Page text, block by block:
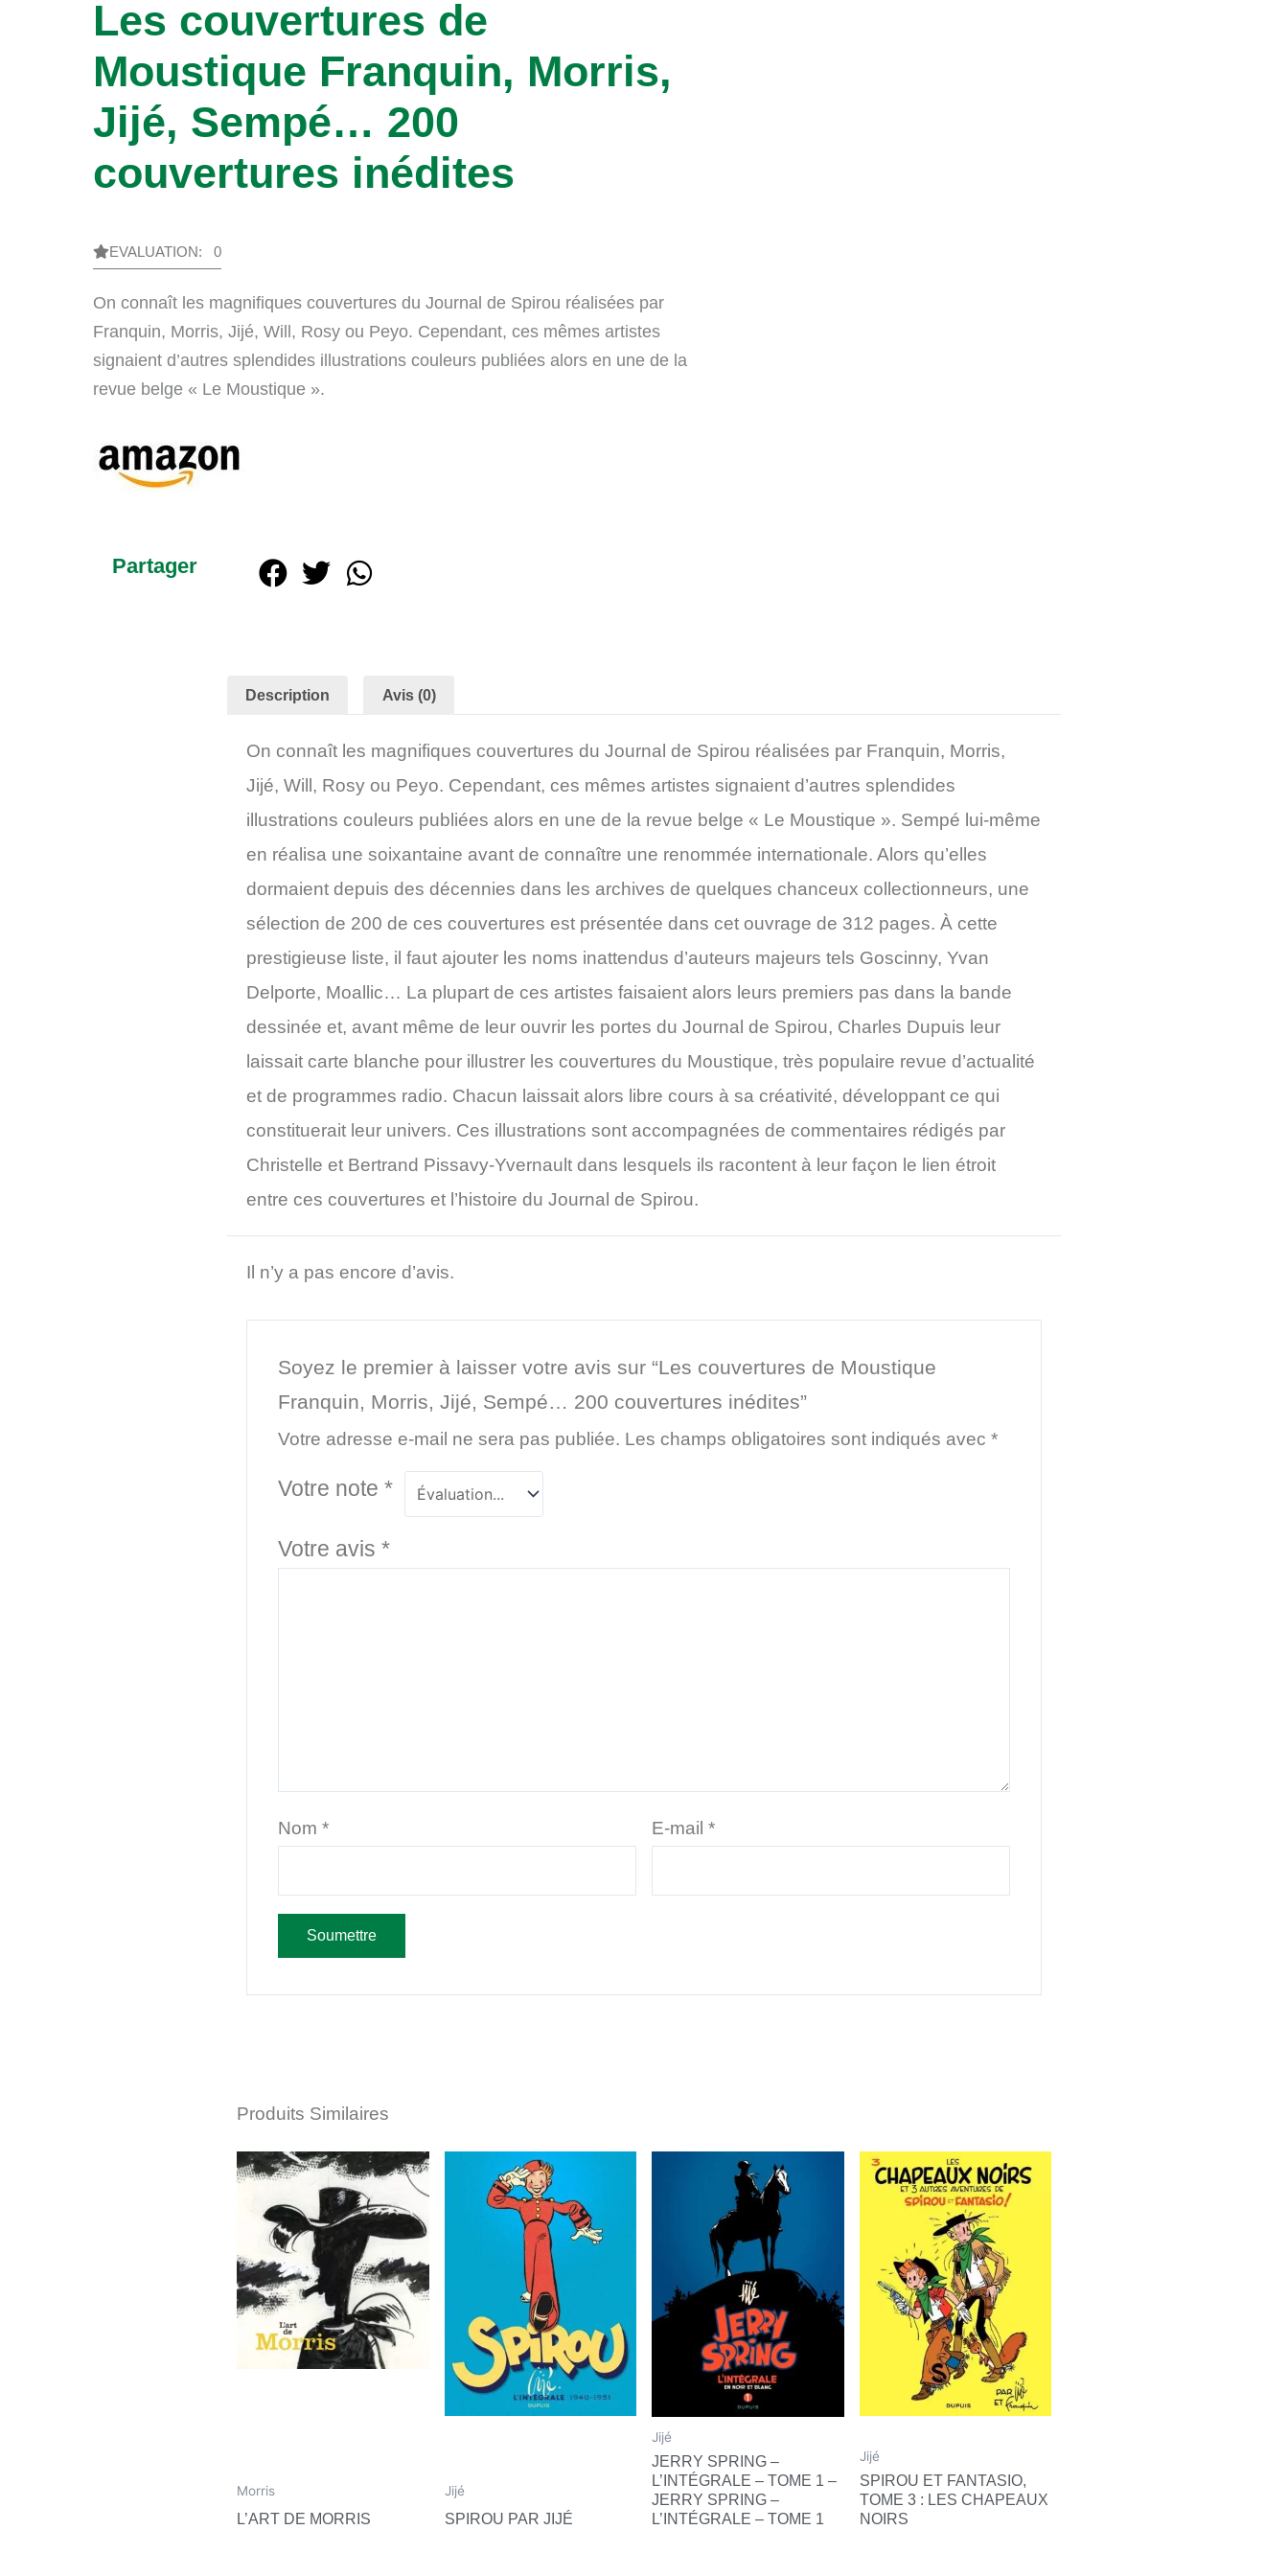
Les couvertures de
Moustique Franquin, Morris,
Jijé, Sempé… 200
couvertures inédites
EVALUATION: 0
On connaît les magnifiques couvertures du Journal de Spirou réalisées par
Franquin, Morris, Jijé, Will, Rosy ou Peyo. Cependant, ces mêmes artistes
signaient d’autres splendides illustrations couleurs publiées alors en une de la
revue belge « Le Moustique ».
Partager
Description Avis (0)
On connaît les magnifiques couvertures du Journal de Spirou réalisées par Franquin, Morris,
Jijé, Will, Rosy ou Peyo. Cependant, ces mêmes artistes signaient d’autres splendides
illustrations couleurs publiées alors en une de la revue belge « Le Moustique ». Sempé lui-même
en réalisa une soixantaine avant de connaître une renommée internationale. Alors qu’elles
dormaient depuis des décennies dans les archives de quelques chanceux collectionneurs, une
sélection de 200 de ces couvertures est présentée dans cet ouvrage de 312 pages. À cette
prestigieuse liste, il faut ajouter les noms inattendus d’auteurs majeurs tels Goscinny, Yvan
Delporte, Moallic… La plupart de ces artistes faisaient alors leurs premiers pas dans la bande
dessinée et, avant même de leur ouvrir les portes du Journal de Spirou, Charles Dupuis leur
laissait carte blanche pour illustrer les couvertures du Moustique, très populaire revue d’actualité
et de programmes radio. Chacun laissait alors libre cours à sa créativité, développant ce qui
constituerait leur univers. Ces illustrations sont accompagnées de commentaires rédigés par
Christelle et Bertrand Pissavy-Yvernault dans lesquels ils racontent à leur façon le lien étroit
entre ces couvertures et l’histoire du Journal de Spirou.
Il n’y a pas encore d’avis.
Soyez le premier à laisser votre avis sur “Les couvertures de Moustique
Franquin, Morris, Jijé, Sempé… 200 couvertures inédites”
Votre adresse e-mail ne sera pas publiée. Les champs obligatoires sont indiqués avec*
Votre note*
Votre avis*
Nom* E-mail *
Produits Similaires
Morris
L’ART DE MORRIS
Jijé
SPIROU PAR JIJÉ
Jijé
JERRY SPRING –
L’INTÉGRALE – TOME 1 –
JERRY SPRING –
L’INTÉGRALE – TOME 1
Jijé
SPIROU ET FANTASIO,
TOME 3 : LES CHAPEAUX
NOIRS